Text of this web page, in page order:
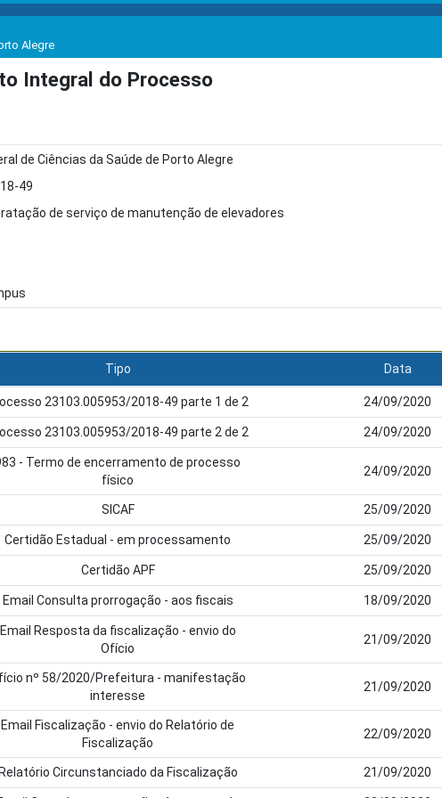
Alegre
Integral do Processo
de Ciências da Saúde de Porto Alegre
49
de serviço de manutenção de elevadores
Tipo Data
23103.005953/2018-49 parte 1 de 2 24/09/2020
23103.005953/2018-49 parte 2 de 2 24/09/2020
- Termo de encerramento de processo
físico
24/09/2020
SICAF 25/09/2020
Certidão Estadual - em processamento 25/09/2020
Certidão APF 25/09/2020
Email Consulta prorrogação - aos fiscais 18/09/2020
Email Resposta da fiscalização - envio do
Ofício
21/09/2020
nº 58/2020/Prefeitura - manifestação
interesse
21/09/2020
Email Fiscalização - envio do Relatório de
Fiscalização
22/09/2020
Relatório Circunstanciado da Fiscalização 21/09/2020